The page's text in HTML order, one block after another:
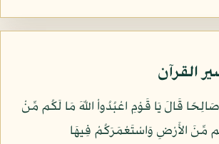
القرآن
قَالَ يَا قَوْمِ اعْبُدُواْ اللّهَ مَا لَكُم مِّنْ
مِّنَ الأَرْضِ وَاسْتَعْمَرَكُمْ فِيهَا